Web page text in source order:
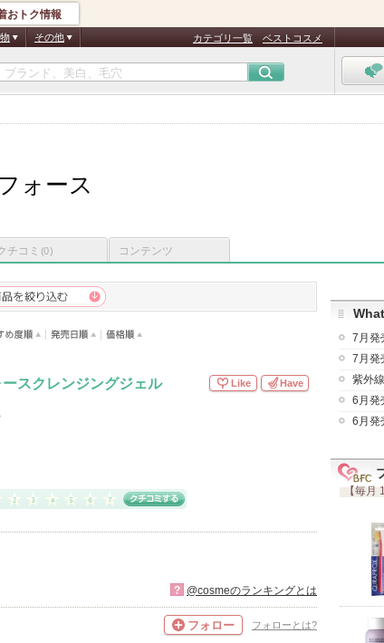
おトク情報
その他 カテゴリ一覧 ベストコスメ
ォース
チコミ (0) コンテンツ
スクレンジングジェル Like Have
? @cosmeのランキングとは
フォロー フォローとは?
7月発
7月発
紫外
6月発
6月発
【毎月